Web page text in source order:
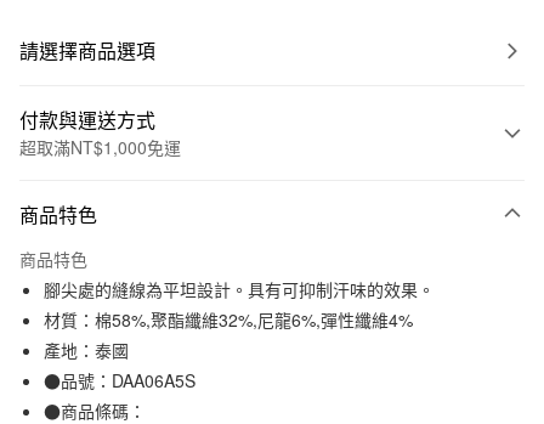
請選擇商品選項
付款與運送方式
超取滿NT$1,000免運
信用卡一次付款
信用卡分期付款
3 期 0 利率 每期NT$33
合作金庫商業銀行
華南商業銀行
上海商業儲蓄銀行
超商取貨付款
LINE Pay
商品特色
商品特色
腳尖處的縫線為平坦設計。具有可抑制汗味的效果。
材質：棉58%,聚酯纖維32%,尼龍6%,彈性纖維4%
產地：泰國
●品號：DAA06A5S
●商品條碼：